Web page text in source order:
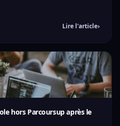
Lire l'article›
hors Parcoursup après le